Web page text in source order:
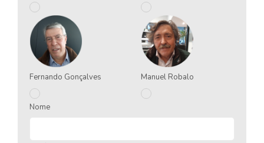
Fernando Gonçalves Manuel Robalo
Nome